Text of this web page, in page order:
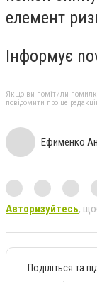
елемент
Інформує
Якщо ви помітили
повідомити про це
Ефименко
Авторизуйтесь,
Поділіться та